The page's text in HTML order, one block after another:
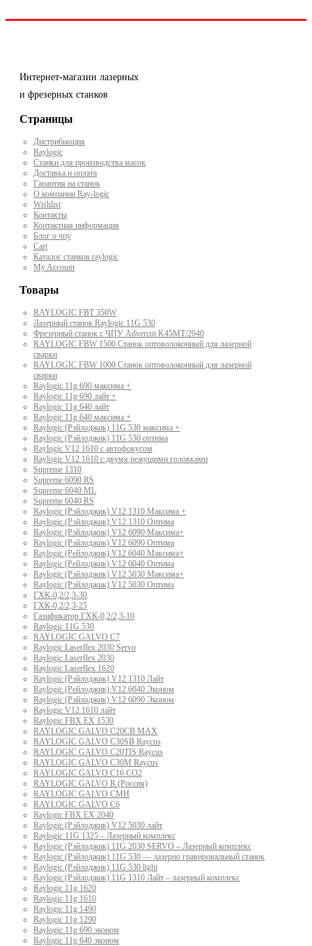
Интернет-магазин лазерных
и фрезерных станков
Страницы
Дистрибьюция
Raylogic
Станки для производства масок
Доставка и оплата
Гарантия на станок
О компании Ray-logic
Wishlist
Контакты
Контактная информация
Блог о чпу
Cart
Каталог станков raylogic
My Account
Товары
RAYLOGIC FBT 350W
Лазерный станок Raylogic 11G 530
Фрезерный станок с ЧПУ Advercut K45MT/2040
RAYLOGIC FBW 1500 Станок оптоволоконный для лазерной
сварки
RAYLOGIC FBW 1000 Станок оптоволоконный для лазерной
сварки
Raylogic 11g 690 максима +
Raylogic 11g 690 лайт +
Raylogic 11g 640 лайт
Raylogic 11g 640 максима +
Raylogic (Рэйлоджик) 11G 530 максима +
Raylogic (Рэйлоджик) 11G 530 оптима
Raylogic V12 1610 с автофокусом
Raylogic V12 1610 с двумя режущими головками
Supreme 1310
Supreme 6090 RS
Supreme 6040 ML
Supreme 6040 RS
Raylogic (Рэйлоджик) V12 1310 Максима +
Raylogic (Рэйлоджик) V12 1310 Оптима
Raylogic (Рэйлоджик) V12 6090 Максима+
Raylogic (Рэйлоджик) V12 6090 Оптима
Raylogic (Рейлоджик) V12 6040 Максима+
Raylogic (Рейлоджик) V12 6040 Оптима
Raylogic (Рэйлоджик) V12 5030 Максима+
Raylogic (Рэйлоджик) V12 5030 Оптима
ГХК-0,2/2,3-30
ГХК-0,2/2,3-25
Газификатор ГХК-0,2/2,3-10
Raylogic 11G 530
RAYLOGIC GALVO С7
Raylogic Laserflex 2030 Servo
Raylogic Laserflex 2030
Raylogic Laserflex 1620
Raylogic (Рэйлоджик) V12 1310 Лайт
Raylogic (Рейлоджик) V12 6040 Эконом
Raylogic (Рэйлоджик) V12 6090 Эконом
Raylogic V12 1610 лайт
Raylogic FBX EX 1530
RAYLOGIC GALVO С20CB MAX
RAYLOGIC GALVO С30SB Raycus
RAYLOGIC GALVO C20TIS Raycus
RAYLOGIC GALVO С30M Raycus
RAYLOGIC GALVO С16 CO2
RAYLOGIC GALVO R (Россия)
RAYLOGIC GALVO CMH
RAYLOGIC GALVO С6
Raylogic FBX EX 2040
Raylogic (Рэйлоджик) V12 5030 лайт
Raylogic 11G 1325 – Лазерный комплекс
Raylogic (Рэйлоджик) 11G 2030 SERVO – Лазерный комплекс
Raylogic (Рэйлоджик) 11G 530 — лазерно гравировальный станок
Raylogic (Рэйлоджик) 11G 530 light
Raylogic (Рэйлоджик) 11G 1310 Лайт – лазерный комплекс
Raylogic 11g 1620
Raylogic 11g 1610
Raylogic 11g 1490
Raylogic 11g 1290
Raylogic 11g 690 эконом
Raylogic 11g 640 эконом